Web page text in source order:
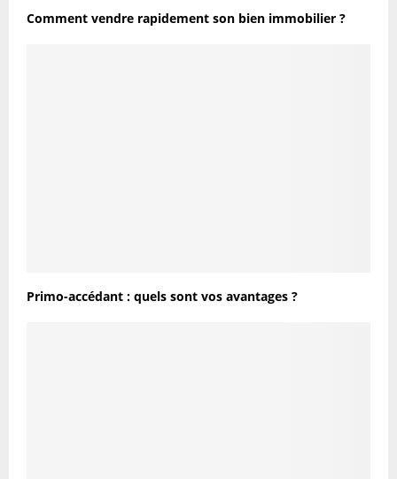
Comment vendre rapidement son bien immobilier ?
Primo-accédant : quels sont vos avantages ?